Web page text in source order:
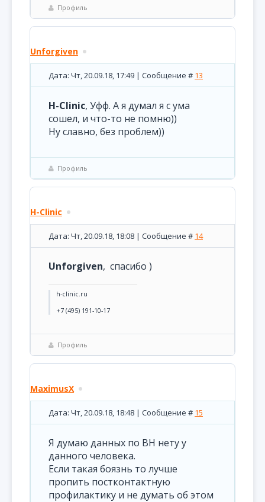
Профиль
Unforgiven
Дата: Чт, 20.09.18, 17:49 | Сообщение # 13
H-Clinic, Уфф. А я думал я с ума
сошел, и что-то не помню))
Ну славно, без проблем))
Профиль
H-Clinic
Дата: Чт, 20.09.18, 18:08 | Сообщение # 14
Unforgiven, спасибо )
h-clinic.ru
+7 (495) 191-10-17
Профиль
MaximusX
Дата: Чт, 20.09.18, 18:48 | Сообщение # 15
Я думаю данных по ВН нету у
данного человека.
Если такая боязнь то лучше
пропить постконтактную
профилактику и не думать об этом